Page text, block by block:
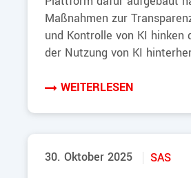
Maßnahmen zur
und Kontrolle von KI hinken
der Nutzung von KI
WEITERLESEN
30. Oktober 2025 SAS